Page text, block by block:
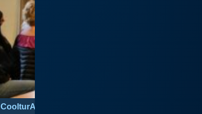
CoolturArt™ Licit-Day™ művészeti kiállítás és